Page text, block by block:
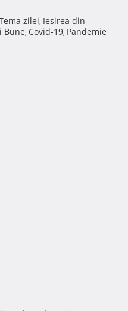
zilei, Iesirea din
Bune, Covid-19, Pandemie